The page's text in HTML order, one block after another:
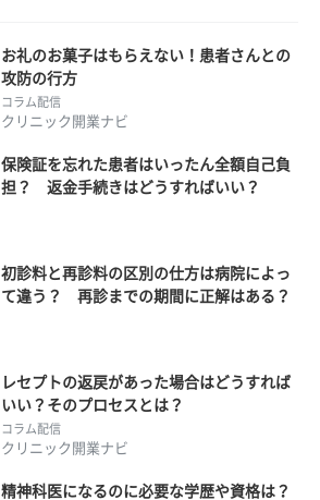
お礼のお菓子はもらえない！患者さんとの
攻防の行方
コラム配信
クリニック開業ナビ
保険証を忘れた患者はいったん全額自己負
担？ 返金手続きはどうすればいい？
初診料と再診料の区別の仕方は病院によっ
て違う？ 再診までの期間に正解はある？
レセプトの返戻があった場合はどうすれば
いい？そのプロセスとは？
コラム配信
クリニック開業ナビ
精神科医になるのに必要な学歴や資格は？